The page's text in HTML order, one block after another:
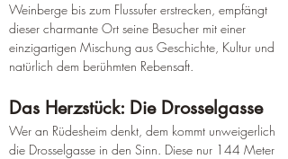
Weinberge bis zum Flussufer erstrecken, empfängt
dieser charmante Ort seine Besucher mit einer
einzigartigen Mischung aus Geschichte, Kultur und
natürlich dem berühmten Rebensaft.
Das Herzstück: Die Drosselgasse
Wer an Rüdesheim denkt, dem kommt unweigerlich
die Drosselgasse in den Sinn. Diese nur 144 Meter